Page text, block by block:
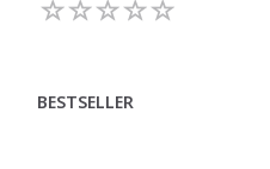
BESTSELLER